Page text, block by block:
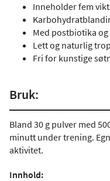
Inneholder fem
Med postbiotika
Lett og naturlig
Fri for kunstige
Bruk:
Bland 30 g pulver med
minutt under trening.
aktivitet.
Innhold: